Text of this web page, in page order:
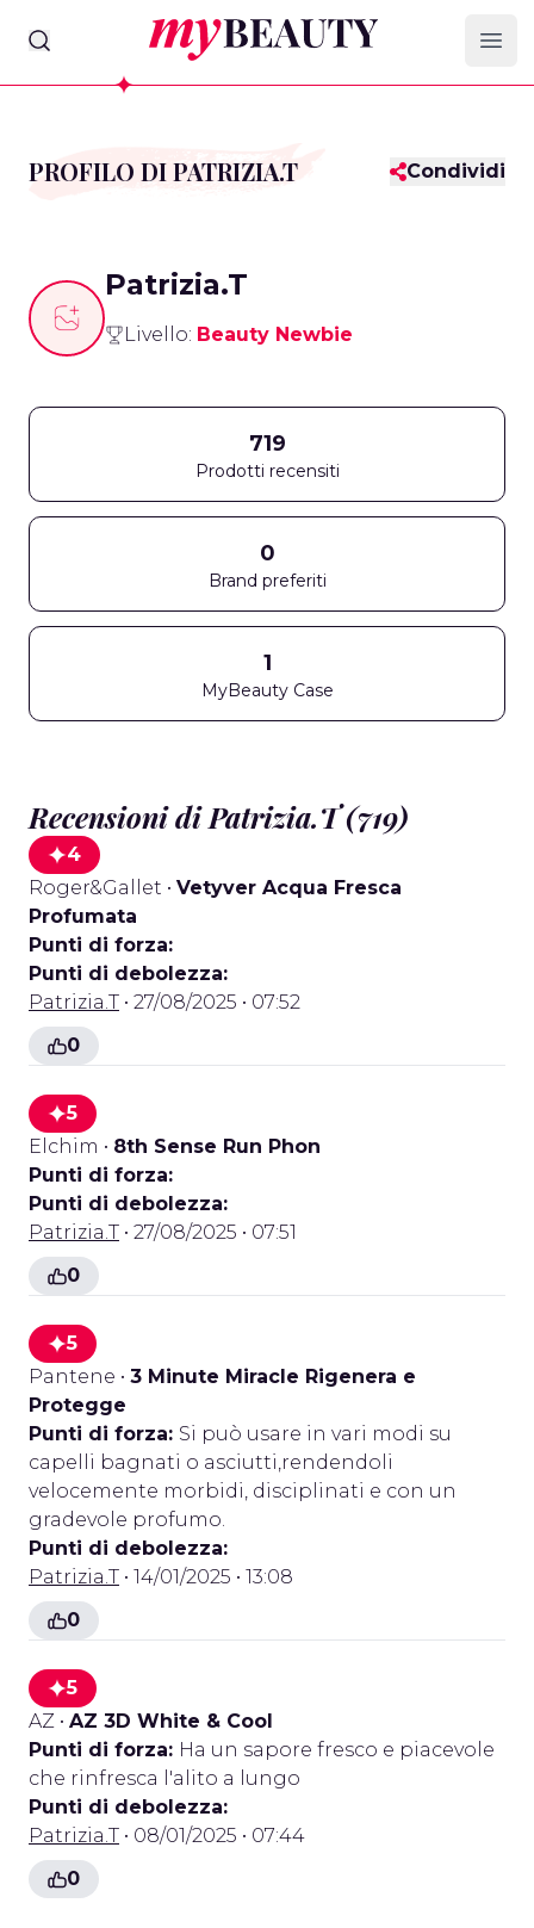
myBeauty
PROFILO DI PATRIZIA.T Condividi
Patrizia.T
Livello: Beauty Newbie
719
Prodotti recensiti
0
Brand preferiti
1
MyBeauty Case
Recensioni di Patrizia.T (719)
4
Roger&Gallet • Vetyver Acqua Fresca
Profumata
Punti di forza:
Punti di debolezza:
Patrizia.T • 27/08/2025 • 07:52
0
5
Elchim • 8th Sense Run Phon
Punti di forza:
Punti di debolezza:
Patrizia.T • 27/08/2025 • 07:51
0
5
Pantene • 3 Minute Miracle Rigenera e
Protegge
Punti di forza: Si può usare in vari modi su
capelli bagnati o asciutti,rendendoli
velocemente morbidi, disciplinati e con un
gradevole profumo.
Punti di debolezza:
Patrizia.T • 14/01/2025 • 13:08
0
5
AZ • AZ 3D White & Cool
Punti di forza: Ha un sapore fresco e piacevole
che rinfresca l'alito a lungo
Punti di debolezza:
Patrizia.T • 08/01/2025 • 07:44
0